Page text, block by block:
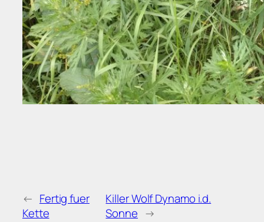
← Fertig fuer
Kette
Killer Wolf Dynamo i.d.
Sonne →